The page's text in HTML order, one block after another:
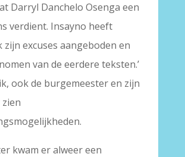
Darryl Danchelo Osenga een
verdient. Insayno heeft
zijn excuses aangeboden en
van de eerdere teksten.’
ook de burgemeester en zijn
kwam er alweer een